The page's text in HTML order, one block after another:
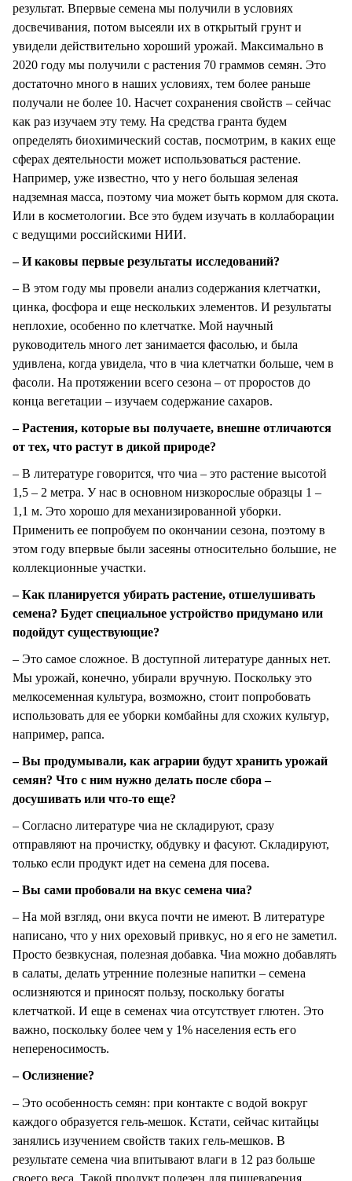
результат. Впервые семена мы получили в условиях
досвечивания, потом высеяли их в открытый грунт и
увидели действительно хороший урожай. Максимально в
2020 году мы получили с растения 70 граммов семян. Это
достаточно много в наших условиях, тем более раньше
получали не более 10. Насчет сохранения свойств – сейчас
как раз изучаем эту тему. На средства гранта будем
определять биохимический состав, посмотрим, в каких еще
сферах деятельности может использоваться растение.
Например, уже известно, что у него большая зеленая
надземная масса, поэтому чиа может быть кормом для скота.
Или в косметологии. Все это будем изучать в коллаборации
с ведущими российскими НИИ.
– И каковы первые результаты исследований?
– В этом году мы провели анализ содержания клетчатки,
цинка, фосфора и еще нескольких элементов. И результаты
неплохие, особенно по клетчатке. Мой научный
руководитель много лет занимается фасолью, и была
удивлена, когда увидела, что в чиа клетчатки больше, чем в
фасоли. На протяжении всего сезона – от проростов до
конца вегетации – изучаем содержание сахаров.
– Растения, которые вы получаете, внешне отличаются
от тех, что растут в дикой природе?
– В литературе говорится, что чиа – это растение высотой
1,5 – 2 метра. У нас в основном низкорослые образцы 1 –
1,1 м. Это хорошо для механизированной уборки.
Применить ее попробуем по окончании сезона, поэтому в
этом году впервые были засеяны относительно большие, не
коллекционные участки.
– Как планируется убирать растение, отшелушивать
семена? Будет специальное устройство придумано или
подойдут существующие?
– Это самое сложное. В доступной литературе данных нет.
Мы урожай, конечно, убирали вручную. Поскольку это
мелкосеменная культура, возможно, стоит попробовать
использовать для ее уборки комбайны для схожих культур,
например, рапса.
– Вы продумывали, как аграрии будут хранить урожай
семян? Что с ним нужно делать после сбора –
досушивать или что-то еще?
– Согласно литературе чиа не складируют, сразу
отправляют на прочистку, обдувку и фасуют. Складируют,
только если продукт идет на семена для посева.
– Вы сами пробовали на вкус семена чиа?
– На мой взгляд, они вкуса почти не имеют. В литературе
написано, что у них ореховый привкус, но я его не заметил.
Просто безвкусная, полезная добавка. Чиа можно добавлять
в салаты, делать утренние полезные напитки – семена
ослизняются и приносят пользу, поскольку богаты
клетчаткой. И еще в семенах чиа отсутствует глютен. Это
важно, поскольку более чем у 1% населения есть его
непереносимость.
– Ослизнение?
– Это особенность семян: при контакте с водой вокруг
каждого образуется гель-мешок. Кстати, сейчас китайцы
занялись изучением свойств таких гель-мешков. В
результате семена чиа впитывают влаги в 12 раз больше
своего веса. Такой продукт полезен для пищеварения,